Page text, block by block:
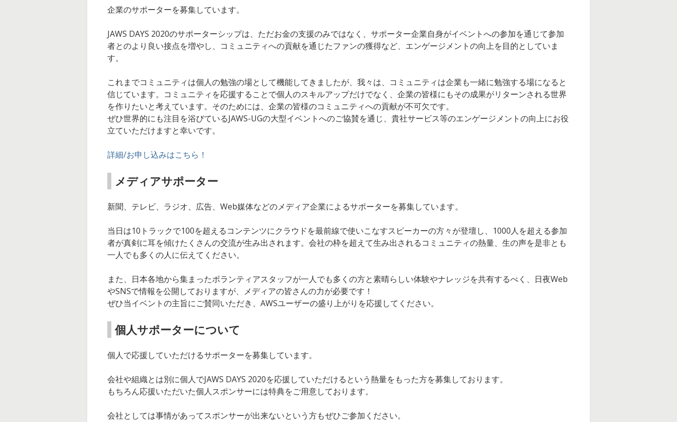
企業のサポーターを募集しています。
JAWS DAYS 2020のサポーターシップは、ただお金の支援のみではなく、サポーター企業自身がイベントへの参加を通じて参加
者とのより良い接点を増やし、コミュニティへの貢献を通じたファンの獲得など、エンゲージメントの向上を目的としていま
す。
これまでコミュニティは個人の勉強の場として機能してきましたが、我々は、コミュニティは企業も一緒に勉強する場になると
信じています。コミュニティを応援することで個人のスキルアップだけでなく、企業の皆様にもその成果がリターンされる世界
を作りたいと考えています。そのためには、企業の皆様のコミュニティへの貢献が不可欠です。
ぜひ世界的にも注目を浴びているJAWS-UGの大型イベントへのご協賛を通じ、貴社サービス等のエンゲージメントの向上にお役
立ていただけますと幸いです。
詳細/お申し込みはこちら！
メディアサポーター
新聞、テレビ、ラジオ、広告、Web媒体などのメディア企業によるサポーターを募集しています。
当日は10トラックで100を超えるコンテンツにクラウドを最前線で使いこなすスピーカーの方々が登壇し、1000人を超える参加
者が真剣に耳を傾けたくさんの交流が生み出されます。会社の枠を超えて生み出されるコミュニティの熱量、生の声を是非とも
一人でも多くの人に伝えてください。
また、日本各地から集まったボランティアスタッフが一人でも多くの方と素晴らしい体験やナレッジを共有するべく、日夜Web
やSNSで情報を公開しておりますが、メディアの皆さんの力が必要です！
ぜひ当イベントの主旨にご賛同いただき、AWSユーザーの盛り上がりを応援してください。
個人サポーターについて
個人で応援していただけるサポーターを募集しています。
会社や組織とは別に個人でJAWS DAYS 2020を応援していただけるという熱量をもった方を募集しております。
もちろん応援いただいた個人スポンサーには特典をご用意しております。
会社としては事情があってスポンサーが出来ないという方もぜひご参加ください。